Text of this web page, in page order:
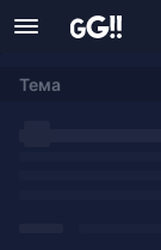
Тема